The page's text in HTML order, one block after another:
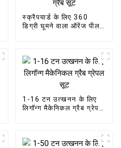
स्क्रैपयार्ड के लिए 360
डिग्री घूमने वाला ऑरेंज पील
1-16 टन उत्खनन के लिए
लिगॉन्ग मैकेनिकल ग्रैब ग्रेपल